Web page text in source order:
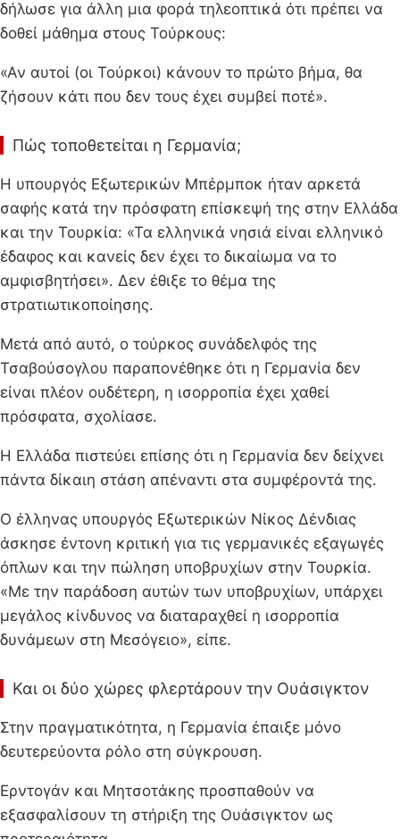
δήλωσε για άλλη μια φορά τηλεοπτικά ότι πρέπει να
δοθεί μάθημα στους Τούρκους:
«Αν αυτοί (οι Τούρκοι) κάνουν το πρώτο βήμα, θα
ζήσουν κάτι που δεν τους έχει συμβεί ποτέ».
Πώς τοποθετείται η Γερμανία;
Η υπουργός Εξωτερικών Μπέρμποκ ήταν αρκετά
σαφής κατά την πρόσφατη επίσκεψή της στην Ελλάδα
και την Τουρκία: «Τα ελληνικά νησιά είναι ελληνικό
έδαφος και κανείς δεν έχει το δικαίωμα να το
αμφισβητήσει». Δεν έθιξε το θέμα της
στρατιωτικοποίησης.
Μετά από αυτό, ο τούρκος συνάδελφός της
Τσαβούσογλου παραπονέθηκε ότι η Γερμανία δεν
είναι πλέον ουδέτερη, η ισορροπία έχει χαθεί
πρόσφατα, σχολίασε.
Η Ελλάδα πιστεύει επίσης ότι η Γερμανία δεν δείχνει
πάντα δίκαιη στάση απέναντι στα συμφέροντά της.
Ο έλληνας υπουργός Εξωτερικών Νίκος Δένδιας
άσκησε έντονη κριτική για τις γερμανικές εξαγωγές
όπλων και την πώληση υποβρυχίων στην Τουρκία.
«Με την παράδοση αυτών των υποβρυχίων, υπάρχει
μεγάλος κίνδυνος να διαταραχθεί η ισορροπία
δυνάμεων στη Μεσόγειο», είπε.
Και οι δύο χώρες φλερτάρουν την Ουάσιγκτον
Στην πραγματικότητα, η Γερμανία έπαιξε μόνο
δευτερεύοντα ρόλο στη σύγκρουση.
Ερντογάν και Μητσοτάκης προσπαθούν να
εξασφαλίσουν τη στήριξη της Ουάσιγκτον ως